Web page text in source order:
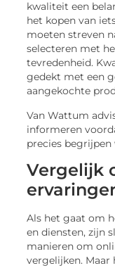
kwaliteit een
het kopen van
moeten streven
selecteren met
tevredenheid.
gedekt met een
aangekochte
Van Wattum
informeren
precies
Vergelijk
Als het gaat om
en diensten, zijn
manieren om
vergelijken. Maar